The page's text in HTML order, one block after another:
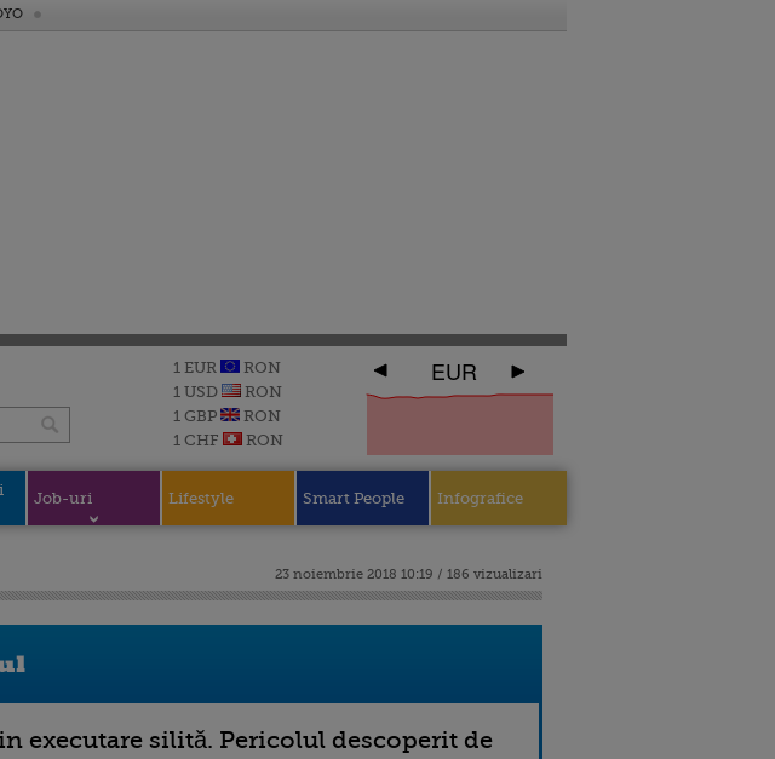
1 EUR
RON
1 USD
RON
1 GBP
RON
1 CHF
RON
EUR
Job-uri Lifestyle Smart People Infografice
23 noiembrie 2018 10:19 / 186 vizualizari
executare silită. Pericolul descoperit de